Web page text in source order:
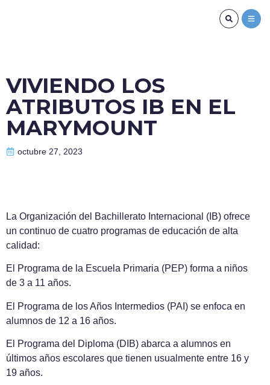
VIVIENDO LOS
ATRIBUTOS IB EN EL
MARYMOUNT
octubre 27, 2023
La Organización del Bachillerato Internacional (IB) ofrece
un continuo de cuatro programas de educación de alta
calidad:
El Programa de la Escuela Primaria (PEP) forma a niños
de 3 a 11 años.
El Programa de los Años Intermedios (PAI) se enfoca en
alumnos de 12 a 16 años.
El Programa del Diploma (DIB) abarca a alumnos en
últimos años escolares que tienen usualmente entre 16 y
19 años.